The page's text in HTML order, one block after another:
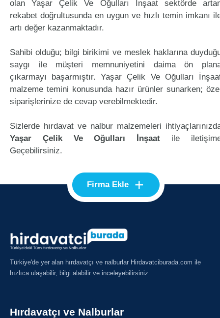
olan Yaşar Çelik Ve Oğulları İnşaat sektörde
rekabet doğrultusunda en uygun ve hızlı temin imkanı
artı değer kazanmaktadır.
Sahibi olduğu; bilgi birikimi ve meslek haklarına
saygı ile müşteri memnuniyetini daima ön
çıkarmayı başarmıştır. Yaşar Çelik Ve Oğulları
malzeme temini konusunda hazır ürünler sunarken;
siparişlerinize de cevap verebilmektedir.
Sizlerde hırdavat ve nalbur malzemeleri
Yaşar Çelik Ve Oğulları İnşaat ile
Geçebilirsiniz.
Firma Ekle +
Türkiye'de yer alan hırdavatçı ve nalburlar Hirdavatciburada.com ile
hızlıca ulaşabilir, bilgi alabilir ve inceleyebilirsiniz.
Hırdavatçı ve Nalburlar